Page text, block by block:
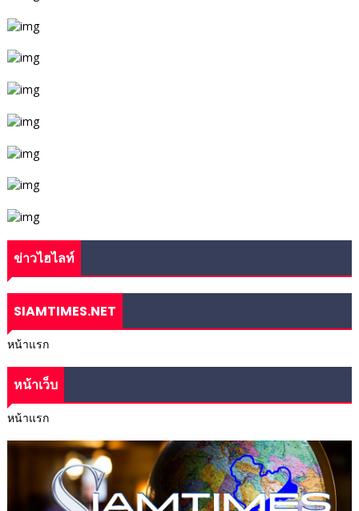
ข่าวไฮไลท์
SIAMTIMES.NET
หน้าแรก
หน้าเว็บ
หน้าแรก